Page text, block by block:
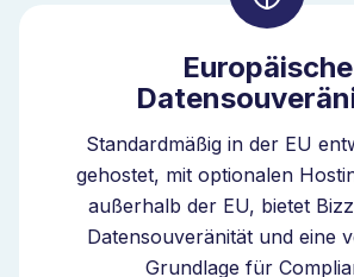
Ausführung ohne Kontrollverlust.
Sicherheit und
der Auditmanagement-
Auditdaten umfassen sensible
und Compliance-Daten. Bizzmine ist
Europäische
Standardmäßig in der EU
gehostet, mit optionalen
außerhalb der EU, bietet
Datensouveränität und eine
Grundlage für